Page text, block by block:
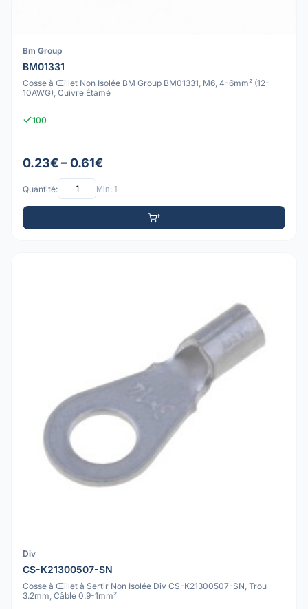
Bm Group
BM01331
Cosse à Œillet Non Isolée BM Group BM01331, M6, 4-6mm² (12-
10AWG), Cuivre Étamé
100
0.23€ – 0.61€
Quantité: Min: 1
Div
CS-K21300507-SN
Cosse à Œillet à Sertir Non Isolée Div CS-K21300507-SN, Trou
3.2mm, Câble 0.9-1mm²